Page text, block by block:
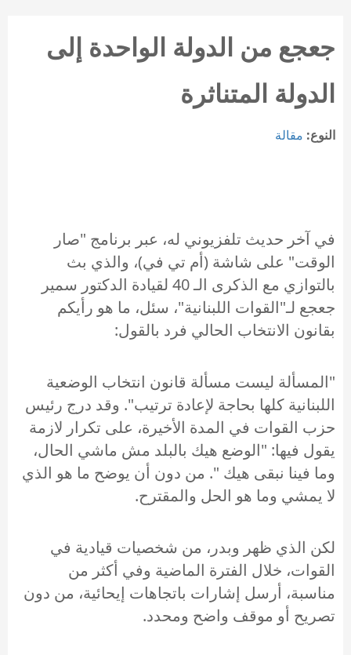
جعجع من الدولة الواحدة إلى
الدولة المتناثرة
النوع: مقالة
في آخر حديث تلفزيوني له، عبر برنامج "صار
الوقت" على شاشة (أم تي في)، والذي بث
بالتوازي مع الذكرى الـ 40 لقيادة الدكتور سمير
جعجع لـ"القوات اللبنانية"، سئل، ما هو رأيكم
بقانون الانتخاب الحالي فرد بالقول:
"المسألة ليست مسألة قانون انتخاب الوضعية
اللبنانية كلها بحاجة لإعادة ترتيب". وقد درج رئيس
حزب القوات في المدة الأخيرة، على تكرار لازمة
يقول فيها: "الوضع هيك بالبلد مش ماشي الحال،
وما فينا نبقى هيك ". من دون أن يوضح ما هو الذي
لا يمشي وما هو الحل والمقترح.
لكن الذي ظهر وبدر، من شخصيات قيادية في
القوات، خلال الفترة الماضية وفي أكثر من
مناسبة، أرسل إشارات باتجاهات إيحائية، من دون
تصريح أو موقف واضح ومحدد.